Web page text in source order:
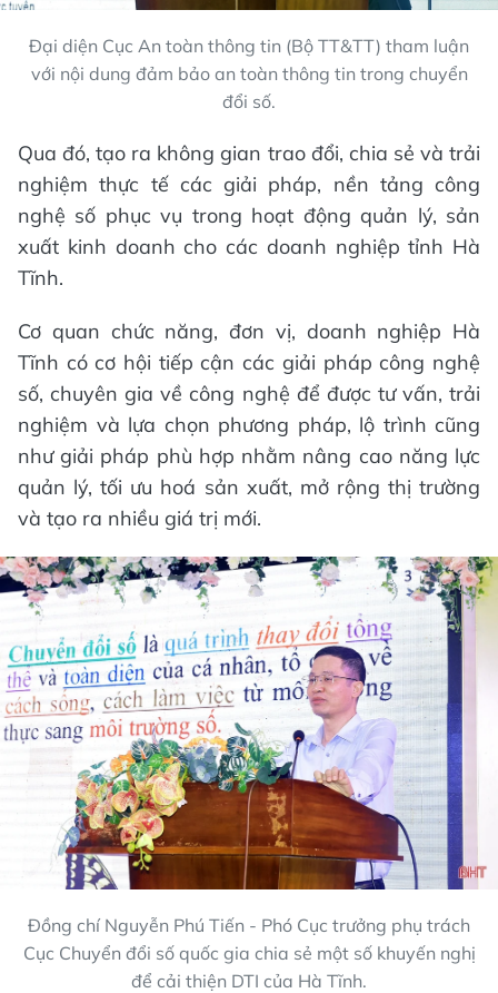
Đại diện Cục An toàn thông tin (Bộ TT&TT) tham luận
với nội dung đảm bảo an toàn thông tin trong chuyển
đổi số.
Qua đó, tạo ra không gian trao đổi, chia sẻ và trải
nghiệm thực tế các giải pháp, nền tảng công
nghệ số phục vụ trong hoạt động quản lý, sản
xuất kinh doanh cho các doanh nghiệp tỉnh Hà
Tĩnh.
Cơ quan chức năng, đơn vị, doanh nghiệp Hà
Tĩnh có cơ hội tiếp cận các giải pháp công nghệ
số, chuyên gia về công nghệ để được tư vấn, trải
nghiệm và lựa chọn phương pháp, lộ trình cũng
như giải pháp phù hợp nhằm nâng cao năng lực
quản lý, tối ưu hoá sản xuất, mở rộng thị trường
và tạo ra nhiều giá trị mới.
Đồng chí Nguyễn Phú Tiến - Phó Cục trưởng phụ trách
Cục Chuyển đổi số quốc gia chia sẻ một số khuyến nghị
để cải thiện DTI của Hà Tĩnh.